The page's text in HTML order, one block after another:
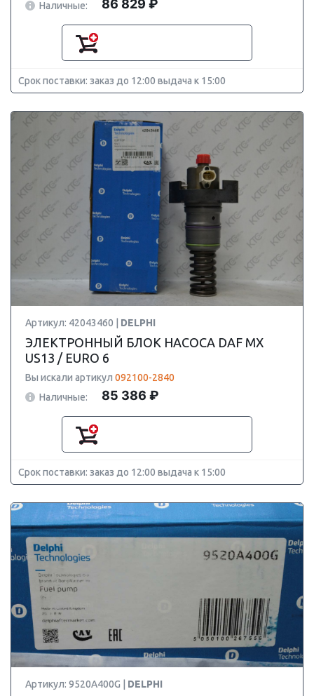
Наличные: 86 829 ₽
Срок поставки: заказ до 12:00 выдача к 15:00
Артикул: 42043460 | DELPHI
ЭЛЕКТРОННЫЙ БЛОК НАСОСА DAF MX
US13 / EURO 6
Вы искали артикул 092100-2840
Наличные:
85 386 ₽
Срок поставки: заказ до 12:00 выдача к 15:00
Артикул: 9520A400G | DELPHI